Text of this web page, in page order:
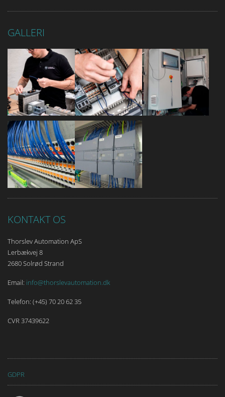
GALLERI
KONTAKT OS
Thorslev Automation ApS
Lerbækvej 8
2680 Solrød Strand
Email: info@thorslevautomation.dk
Telefon: (+45) 70 20 62 35
CVR 37439622
GDPR